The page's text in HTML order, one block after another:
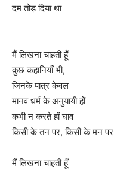
दम तोड़ दिया था
मैं लिखना चाहती हूँ
कुछ कहानियाँ भी,
जिनके पात्र केवल
मानव धर्म के अनुयायी हों
कभी न करते हों घाव
किसी के तन पर, किसी के मन पर
मैं लिखना चाहती हूँ